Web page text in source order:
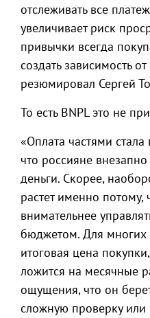
отслеживать все
увеличивает риск
привычки всегда
создать зависимость
резюмировал Сергей
То есть BNPL это не
«Оплата частями
что россияне внезапно
деньги. Скорее,
растет именно
внимательнее
бюджетом. Для многих
итоговая цена
ложится на месячные
ощущения, что он
сложную проверку